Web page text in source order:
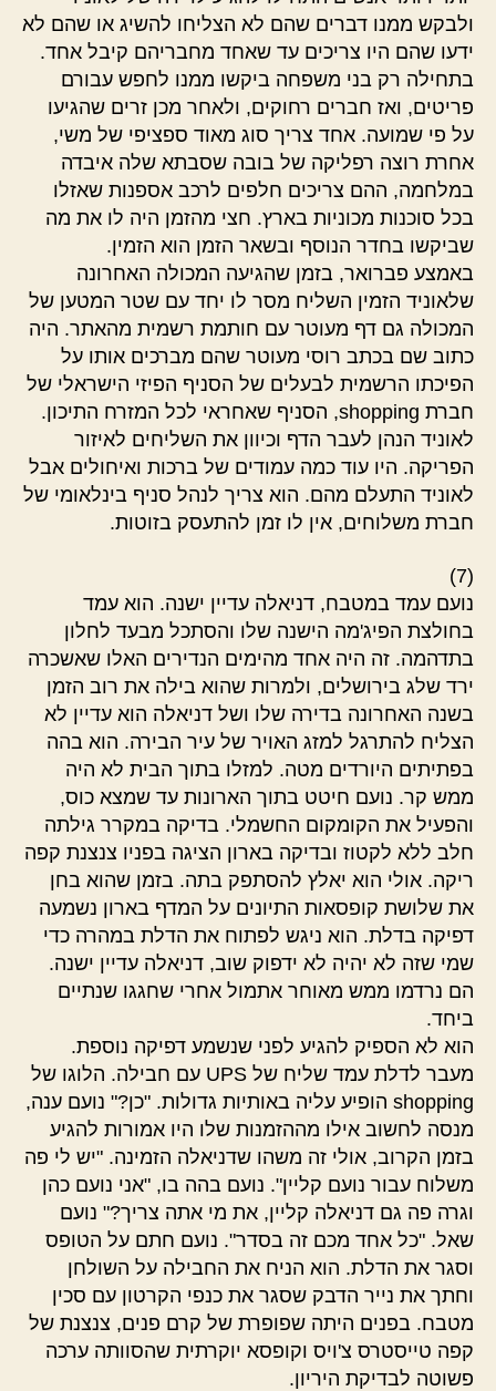
ולבקש ממנו דברים שהם לא הצליחו להשיג או שהם לא
ידעו שהם היו צריכים עד שאחד מחבריהם קיבל אחד.
בתחילה רק בני משפחה ביקשו ממנו לחפש עבורם
פריטים, ואז חברים רחוקים, ולאחר מכן זרים שהגיעו
על פי שמועה. אחד צריך סוג מאוד ספציפי של משי,
אחרת רוצה רפליקה של בובה שסבתא שלה איבדה
במלחמה, ההם צריכים חלפים לרכב אספנות שאזלו
בכל סוכנות מכוניות בארץ. חצי מהזמן היה לו את מה
שביקשו בחדר הנוסף ובשאר הזמן הוא הזמין.
באמצע פברואר, בזמן שהגיעה המכולה האחרונה
שלאוניד הזמין השליח מסר לו יחד עם שטר המטען של
המכולה גם דף מעוטר עם חותמת רשמית מהאתר. היה
כתוב שם בכתב רוסי מעוטר שהם מברכים אותו על
הפיכתו הרשמית לבעלים של הסניף הפיזי הישראלי של
חברת shopping, הסניף שאחראי לכל המזרח התיכון.
לאוניד הנהן לעבר הדף וכיוון את השליחים לאיזור
הפריקה. היו עוד כמה עמודים של ברכות ואיחולים אבל
לאוניד התעלם מהם. הוא צריך לנהל סניף בינלאומי של
חברת משלוחים, אין לו זמן להתעסק בזוטות.
(7)
נועם עמד במטבח, דניאלה עדיין ישנה. הוא עמד
בחולצת הפיג'מה הישנה שלו והסתכל מבעד לחלון
בתדהמה. זה היה אחד מהימים הנדירים האלו שאשכרה
ירד שלג בירושלים, ולמרות שהוא בילה את רוב הזמן
בשנה האחרונה בדירה שלו ושל דניאלה הוא עדיין לא
הצליח להתרגל למזג האויר של עיר הבירה. הוא בהה
בפתיתים היורדים מטה. למזלו בתוך הבית לא היה
ממש קר. נועם חיטט בתוך הארונות עד שמצא כוס,
והפעיל את הקומקום החשמלי. בדיקה במקרר גילתה
חלב ללא לקטוז ובדיקה בארון הציגה בפניו צנצנת קפה
ריקה. אולי הוא יאלץ להסתפק בתה. בזמן שהוא בחן
את שלושת קופסאות התיונים על המדף בארון נשמעה
דפיקה בדלת. הוא ניגש לפתוח את הדלת במהרה כדי
שמי שזה לא יהיה לא ידפוק שוב, דניאלה עדיין ישנה.
הם נרדמו ממש מאוחר אתמול אחרי שחגגו שנתיים
ביחד.
הוא לא הספיק להגיע לפני שנשמע דפיקה נוספת.
מעבר לדלת עמד שליח של UPS עם חבילה. הלוגו של
shopping הופיע עליה באותיות גדולות. "כן?" נועם ענה,
מנסה לחשוב אילו מההזמנות שלו היו אמורות להגיע
בזמן הקרוב, אולי זה משהו שדניאלה הזמינה. "יש לי פה
משלוח עבור נועם קליין". נועם בהה בו, "אני נועם כהן
וגרה פה גם דניאלה קליין, את מי אתה צריך?" נועם
שאל. "כל אחד מכם זה בסדר". נועם חתם על הטופס
וסגר את הדלת. הוא הניח את החבילה על השולחן
וחתך את נייר הדבק שסגר את כנפי הקרטון עם סכין
מטבח. בפנים היתה שפופרת של קרם פנים, צנצנת של
קפה טייסטרס צ'ויס וקופסא יוקרתית שהסוותה ערכה
פשוטה לבדיקת היריון.